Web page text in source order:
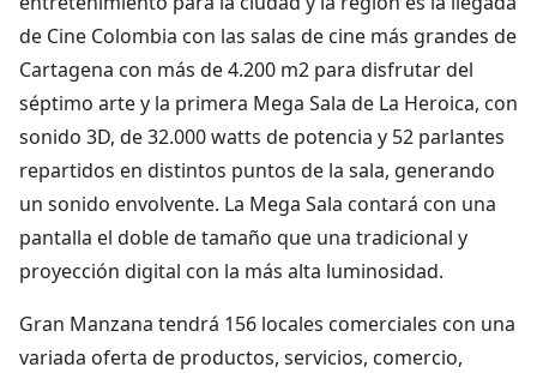
de Cine Colombia con las salas de cine más grandes de
Cartagena con más de 4.200 m2 para disfrutar del
séptimo arte y la primera Mega Sala de La Heroica, con
sonido 3D, de 32.000 watts de potencia y 52 parlantes
repartidos en distintos puntos de la sala, generando
un sonido envolvente. La Mega Sala contará con una
pantalla el doble de tamaño que una tradicional y
proyección digital con la más alta luminosidad.
Gran Manzana tendrá 156 locales comerciales con una
variada oferta de productos, servicios, comercio,